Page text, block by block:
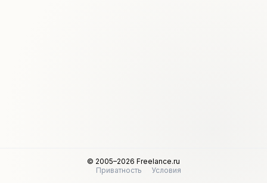
© 2005–2026 Freelance.ru
Приватность
Условия